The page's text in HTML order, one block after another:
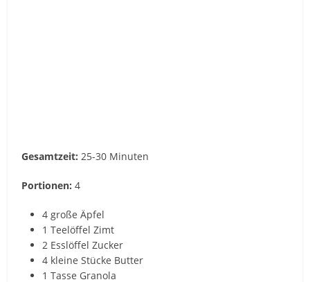
Gesamtzeit: 25-30 Minuten
Portionen: 4
4 große Äpfel
1 Teelöffel Zimt
2 Esslöffel Zucker
4 kleine Stücke Butter
1 Tasse Granola